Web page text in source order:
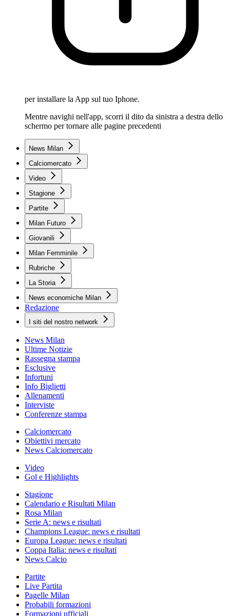
per installare la App sul tuo Iphone.
Mentre navighi nell'app, scorri il dito da sinistra a destra dello
schermo per tornare alle pagine precedenti
News Milan
Calciomercato
Video
Stagione
Partite
Milan Futuro
Giovanili
Milan Femminile
Rubriche
La Storia
News economiche Milan
Redazione
I siti del nostro network
News Milan
Ultime Notizie
Rassegna stampa
Esclusive
Infortuni
Info Biglietti
Allenamenti
Interviste
Conferenze stampa
Calciomercato
Obiettivi mercato
News Calciomercato
Video
Gol e Highlights
Stagione
Calendario e Risultati Milan
Rosa Milan
Serie A: news e risultati
Champions League: news e risultati
Europa League: news e risultati
Coppa Italia: news e risultati
News Calcio
Partite
Live Partita
Pagelle Milan
Probabili formazioni
Formazioni ufficiali